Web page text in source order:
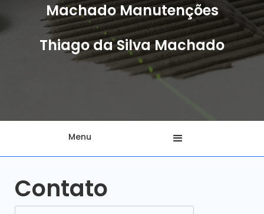
Machado Manutenções
Thiago da Silva Machado
Menu
Contato